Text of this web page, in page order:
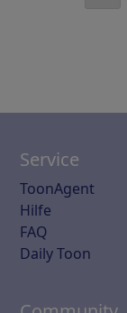
Service
ToonAgent
Hilfe
FAQ
Daily Toon